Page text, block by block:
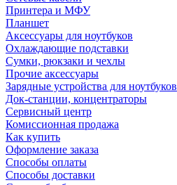
Принтера и МФУ
Планшет
Аксессуары для ноутбуков
Охлаждающие подставки
Сумки, рюкзаки и чехлы
Прочие аксессуары
Зарядные устройства для ноутбуков
Док-станции, концентраторы
Сервисный центр
Комиссионная продажа
Как купить
Оформление заказа
Способы оплаты
Способы доставки